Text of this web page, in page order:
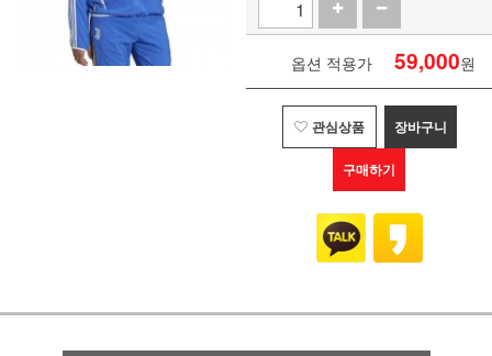
옵션 적용가 59,000원
관심상품 장바구니
구매하기